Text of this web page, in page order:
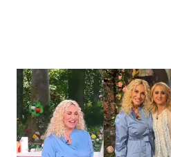
News Cinema
News Musica
News Spettacolo